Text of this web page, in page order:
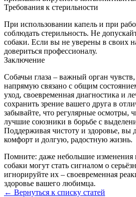
Требования к стерильности
При использовании капель и при
соблюдать стерильность. Не
собаки. Если вы не уверены в своих
довериться профессионалу.
Заключение
Собачьи глаза – важный орган
напрямую связано с общим
уход, своевременная диагностика и
сохранить зрение вашего друга в
забывайте, что регулярные осмотры,
лучшие союзники в борьбе с
Поддерживая чистоту и здоровье, вы
комфорт и долгую, радостную жизнь.
Помните: даже небольшие изменения
собаки могут стать сигналом о
игнорируйте их – своевременная
здоровье вашего любимца.
← Вернуться к списку статей